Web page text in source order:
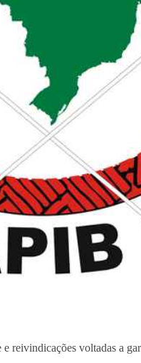
reivindicações voltadas a